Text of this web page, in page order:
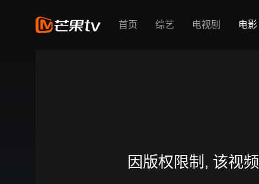
首页 综艺 电视剧 电影
因版权限制, 该视